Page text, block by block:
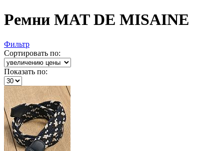
Ремни MAT DE MISAINE
Фильтр
Сортировать по:
Показать по: